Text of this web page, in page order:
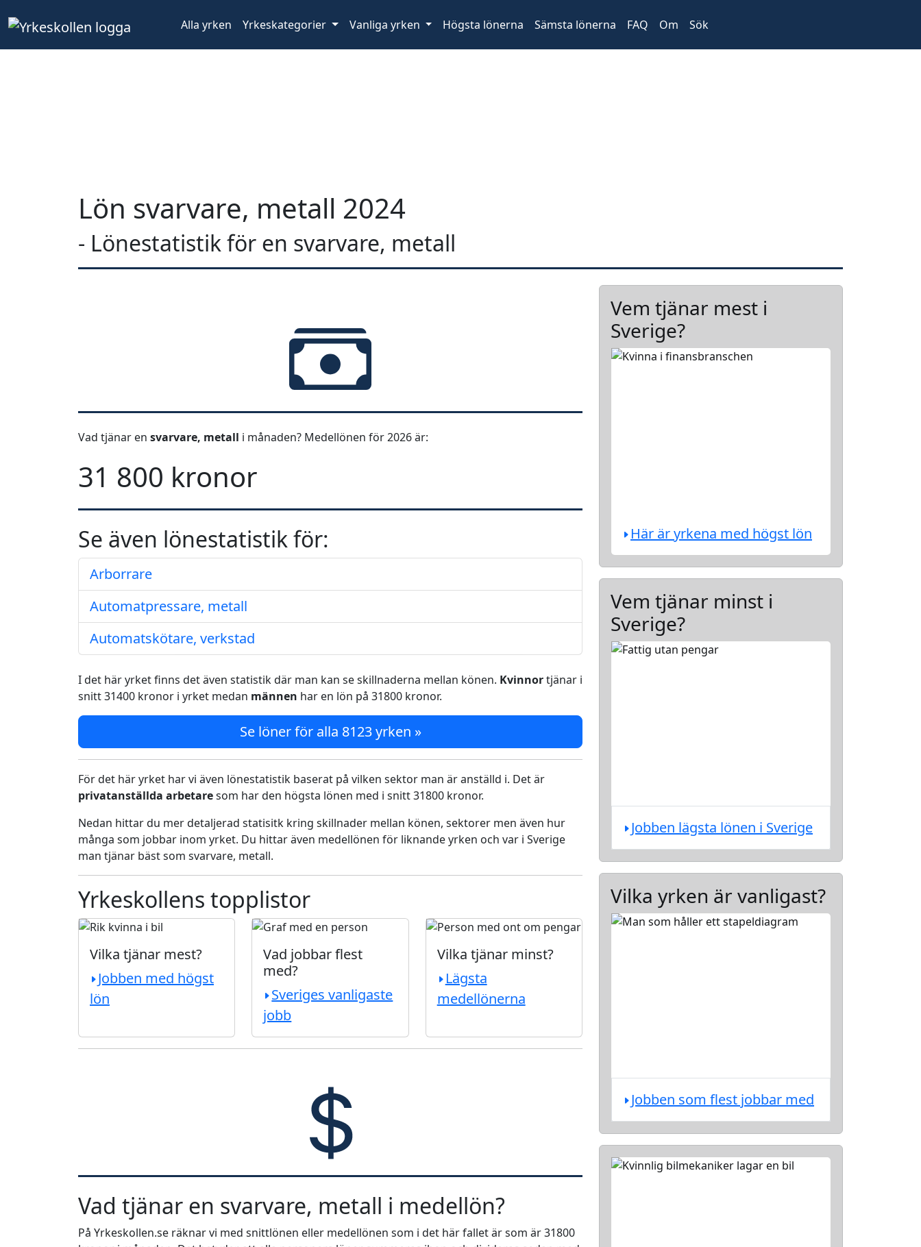
Alla yrken Yrkeskategorier Vanliga yrken Högsta lönerna Sämsta lönerna FAQ Om Sök
Lön svarvare, metall 2024
- Lönestatistik för en svarvare, metall
Vad tjänar en svarvare, metall i månaden? Medellönen för 2026 är:
31 800 kronor
Se även lönestatistik för:
Arborrare
Automatpressare, metall
Automatskötare, verkstad
I det här yrket finns det även statistik där man kan se skillnaderna mellan könen. Kvinnortjänar i
snitt 31400 kronor i yrket medan männen har en lön på 31800 kronor.
Se löner för alla 8123 yrken »
För det här yrket har vi även lönestatistik baserat på vilken sektor man är anställd i. Det är
privatanställda arbetaresom har den högsta lönen med i snitt 31800 kronor.
Nedan hittar du mer detaljerad statisitk kring skillnader mellan könen, sektorer men även hur
många som jobbar inom yrket. Du hittar även medellönen för liknande yrken och var i Sverige
man tjänar bäst som svarvare, metall.
Yrkeskollens topplistor
Vilka tjänar mest?
Jobben med högst
lön
Vad jobbar flest
med?
Sveriges vanligaste
jobb
Vilka tjänar minst?
Lägsta
medellönerna
Vad tjänar en svarvare, metall i medellön?
På Yrkeskollen.se räknar vi med snittlönen eller medellönen som i det här fallet är som är 31800
Vem tjänar mest i
Sverige?
Här är yrkena med högst lön
Vem tjänar minst i
Sverige?
Jobben lägsta lönen i Sverige
Vilka yrken är vanligast?
Jobben som flest jobbar med